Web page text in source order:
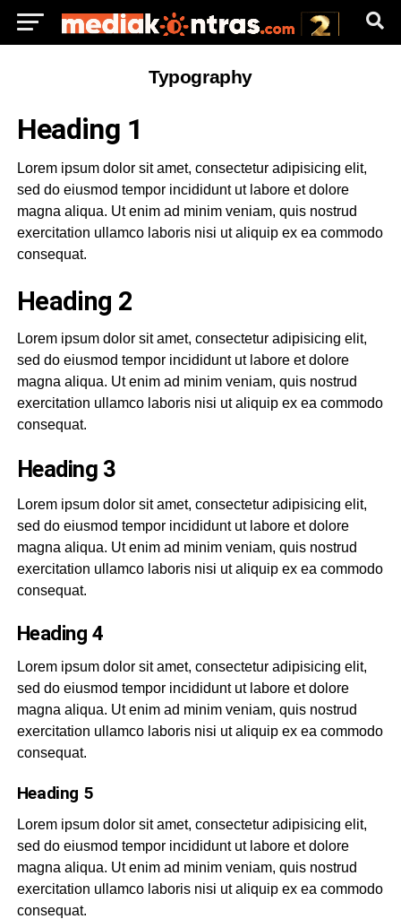
Typography
Heading 1
Lorem ipsum dolor sit amet, consectetur adipisicing elit,
sed do eiusmod tempor incididunt ut labore et dolore
magna aliqua. Ut enim ad minim veniam, quis nostrud
exercitation ullamco laboris nisi ut aliquip ex ea commodo
consequat.
Heading 2
Lorem ipsum dolor sit amet, consectetur adipisicing elit,
sed do eiusmod tempor incididunt ut labore et dolore
magna aliqua. Ut enim ad minim veniam, quis nostrud
exercitation ullamco laboris nisi ut aliquip ex ea commodo
consequat.
Heading 3
Lorem ipsum dolor sit amet, consectetur adipisicing elit,
sed do eiusmod tempor incididunt ut labore et dolore
magna aliqua. Ut enim ad minim veniam, quis nostrud
exercitation ullamco laboris nisi ut aliquip ex ea commodo
consequat.
Heading 4
Lorem ipsum dolor sit amet, consectetur adipisicing elit,
sed do eiusmod tempor incididunt ut labore et dolore
magna aliqua. Ut enim ad minim veniam, quis nostrud
exercitation ullamco laboris nisi ut aliquip ex ea commodo
consequat.
Heading 5
Lorem ipsum dolor sit amet, consectetur adipisicing elit,
sed do eiusmod tempor incididunt ut labore et dolore
magna aliqua. Ut enim ad minim veniam, quis nostrud
exercitation ullamco laboris nisi ut aliquip ex ea commodo
consequat.